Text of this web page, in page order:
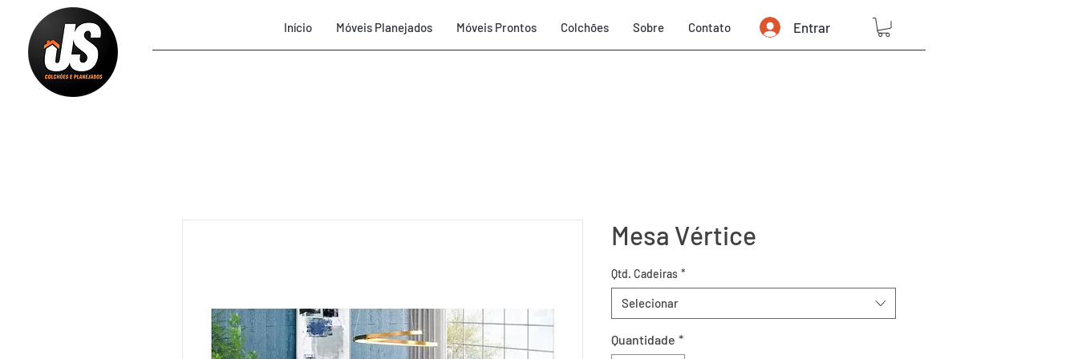
Início Móveis Planejados Móveis Prontos Colchões Sobre Contato Entrar
Mesa Vértice
Qtd. Cadeiras *
Selecionar
Quantidade *